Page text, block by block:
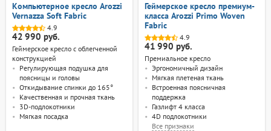
Компьютерное кресло Arozzi
Vernazza Soft Fabric
4.9
42 990 руб.
Геймерское кресло с облегченной
конструкцией
Регулирующая подушка для
поясницы и головы
Откидывание спинки до 165°
Качественная и прочная ткань
3D-подлокотники
Мягкая посадка
Геймерское кресло премиум-
класса Arozzi Primo Woven
Fabric
4.9
41 990 руб.
Премиальное кресло
Эргономичный дизайн
Мягкая плетеная ткань
Встроенная поясничная
поддержка
Газлифт 4 класса
4D подлокотники
Все признаки